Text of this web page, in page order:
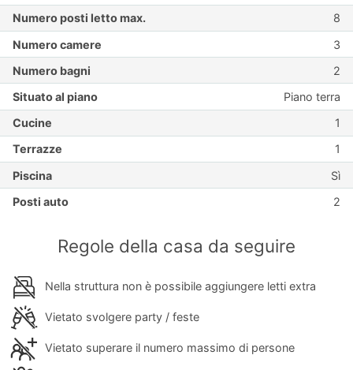
Numero posti letto max.
8
Numero camere
3
Numero bagni
2
Situato al piano
Piano terra
Cucine
1
Terrazze
1
Piscina
Sì
Posti auto
2
Regole della casa da seguire
Nella struttura non è possibile aggiungere letti extra
Vietato svolgere party / feste
Vietato superare il numero massimo di persone